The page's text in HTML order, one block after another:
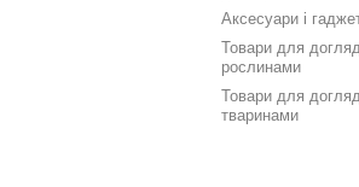
Аксесуари і
Товари для
рослинами
Товари для
тваринами